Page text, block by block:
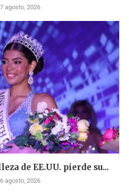
7 agosto, 2026
de EE.UU. pierde su...
6 agosto, 2026